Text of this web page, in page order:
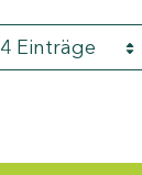
4 Einträge